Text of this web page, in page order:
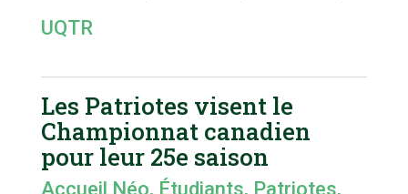
UQTR
Les Patriotes visent le
Championnat canadien
pour leur 25e saison
Accueil Néo, Étudiants, Patriotes,